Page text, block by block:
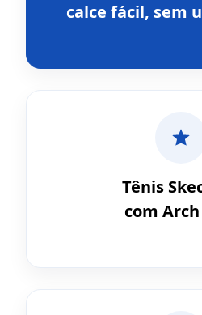
calce fácil, sem
Tênis
com